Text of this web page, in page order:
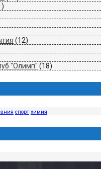
(12)
"Олимп" (18)
спорт химия